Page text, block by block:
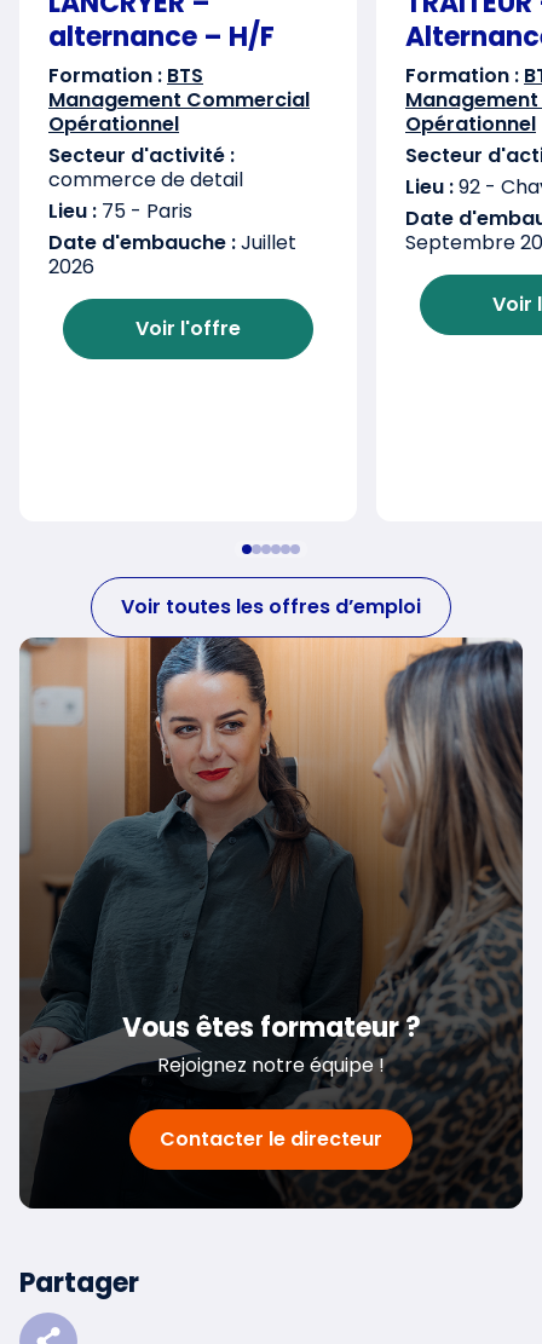
alternance – H/F
Formation : BTS
Management Commercial
Opérationnel
Secteur d'activité :
commerce de detail
Lieu : 75 - Paris
Date d'embauche :Juillet
2026
Voir l'offre
Formation :
Opérationnel
Secteur
Lieu :92 -
Date
Septembre
Voir
Voir toutes les offres d’emploi
Vous êtes formateur ?
Rejoignez notre équipe !
Contacter le directeur
Partager